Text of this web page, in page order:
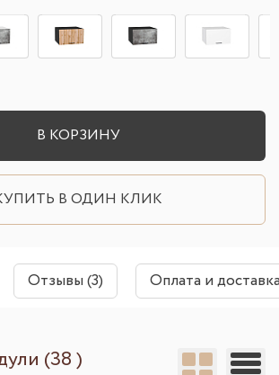
В КОРЗИНУ
В ОДИН КЛИК
Отзывы (3) Оплата и
(38 )